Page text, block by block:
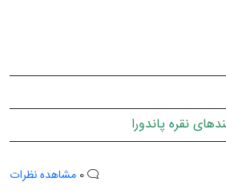
نقره پاندورا
مشاهده نظرات